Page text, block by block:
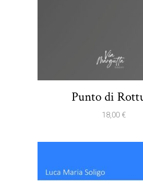
Punto di
18,00 €